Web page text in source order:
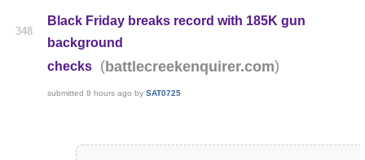
348
Black Friday breaks record with 185K gun
background
checks
(battlecreekenquirer.com)
submitted8 hours ago bySAT0725